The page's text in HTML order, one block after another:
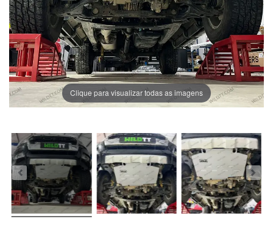
Clique para visualizar todas as imagens